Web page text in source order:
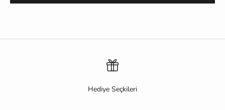
Hediye Seçkileri